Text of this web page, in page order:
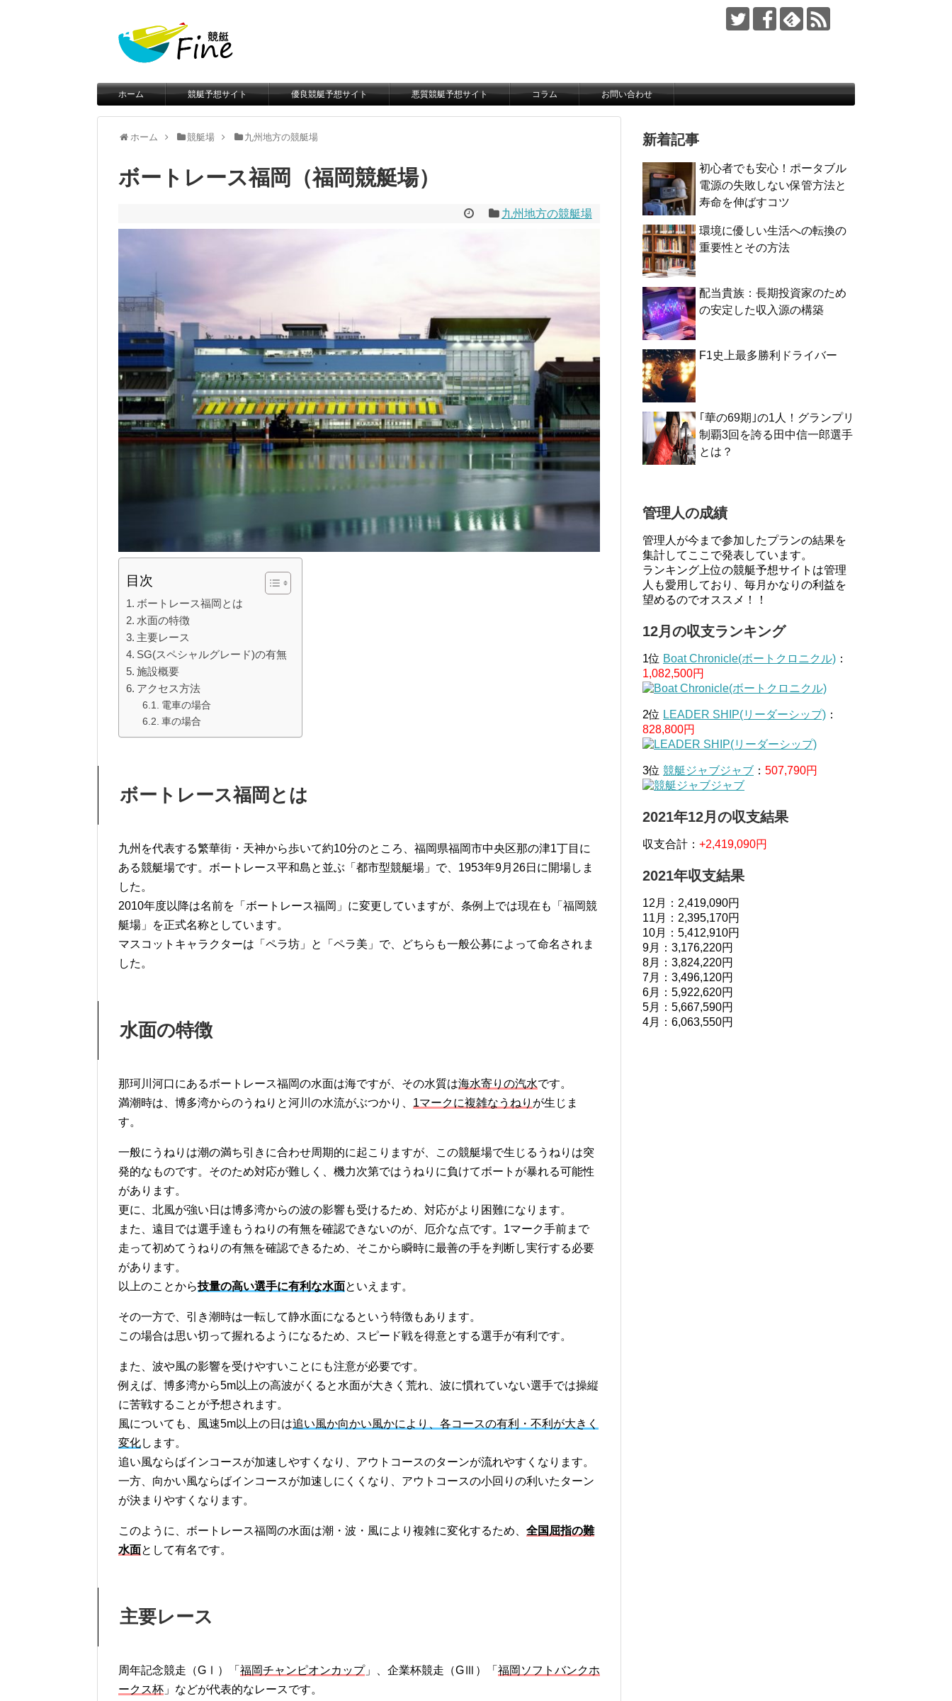
ホーム 競艇予想サイト 優良競艇予想サイト 悪質競艇予想サイト コラム お問い合わせ
ホーム 競艇場 九州地方の競艇場
ボートレース福岡（福岡競艇場）
九州地方の競艇場
目次
ボートレース福岡とは
水面の特徴
主要レース
SG(スペシャルグレード)の有無
施設概要
アクセス方法
電車の場合
車の場合
ボートレース福岡 とは
九州を代表する繁華街・天神から歩いて約10分のところ、福岡県福岡市中央区那の津1丁目に
ある競艇場です。ボートレース平和島と並ぶ「都市型競艇場」で、1953年9月26日に開場しま
した。
2010年度以降は名前を「ボートレース福岡」に変更していますが、条例上では現在も「福岡競
艇場」を正式名称としています。
マスコットキャラクターは「ペラ坊」と「ペラ美」で、どちらも一般公募によって命名されま
した。
水面の特徴
那珂川河口にあるボートレース福岡の水面は海ですが、その水質は海水寄りの汽水です。
満潮時は、博多湾からのうねりと河川の水流がぶつかり、 1マークに複雑なうねり が生じま
す。
一般にうねりは潮の満ち引きに合わせ周期的に起こりますが、この競艇場で生じるうねりは突
発的なものです。そのため対応が難しく、機力次第ではうねりに負けてボートが暴れる可能性
があります。
更に、北風が強い日は博多湾からの波の影響も受けるため、対応がより困難になります。
また、遠目では選手達もうねりの有無を確認できないのが、厄介な点です。1マーク手前まで
走って初めてうねりの有無を確認できるため、そこから瞬時に最善の手を判断し実行する必要
があります。
以上のことから技量の高い選手に有利な水面といえます。
その一方で、引き潮時は一転して静水面になるという特徴もあります。
この場合は思い切って握れるようになるため、スピード戦を得意とする選手が有利です。
また、波や風の影響を受けやすいことにも注意が必要です。
例えば、博多湾から5m以上の高波がくると水面が大きく荒れ、波に慣れていない選手では操縦
に苦戦することが予想されます。
風についても、風速5m以上の日は追い風か向かい風かにより、各コースの有利・不利が大きく
変化します。
追い風ならばインコースが加速しやすくなり、アウトコースのターンが流れやすくなります。
一方、向かい風ならばインコースが加速しにくくなり、アウトコースの小回りの利いたターン
が決まりやすくなります。
このように、ボートレース福岡の水面は潮・波・風により複雑に変化するため、 全国屈指の難
水面として有名です。
主要レース
周年記念競走（GⅠ）「 福岡チャンピオンカップ」、企業杯競走（GⅢ）「 福岡ソフトバンクホ
ークス杯 」などが代表的なレースです。
新着記事
初心者でも安心！ポータブル
電源の失敗しない保管方法と
寿命を伸ばすコツ
環境に優しい生活への転換の
重要性とその方法
配当貴族：長期投資家のため
の安定した収入源の構築
F1史上最多勝利ドライバー
｢華の69期｣の1人！グランプリ
制覇3回を誇る田中信一郎選手
とは？
管理人の成績
管理人が今まで参加したプランの結果を
集計してここで発表しています。
ランキング上位の競艇予想サイトは管理
人も愛用しており、毎月かなりの利益を
望めるのでオススメ！！
12月の収支ランキング
1位 Boat Chronicle(ボートクロニクル) ：
1,082,500円
2位 LEADER SHIP(リーダーシップ) ：
828,800円
3位 競艇ジャブジャブ ： 507,790円
2021年12月の収支結果
収支合計： +2,419,090円
2021年収支結果
12月：2,419,090円
11月：2,395,170円
10月：5,412,910円
9月：3,176,220円
8月：3,824,220円
7月：3,496,120円
6月：5,922,620円
5月：5,667,590円
4月：6,063,550円